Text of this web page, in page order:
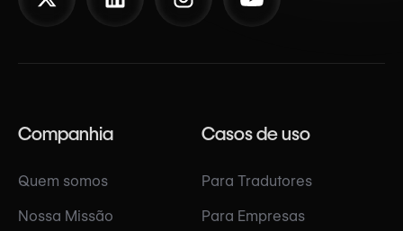
Companhia
Quem somos
Nossa Missão
Casos de uso
Para Tradutores
Para Empresas